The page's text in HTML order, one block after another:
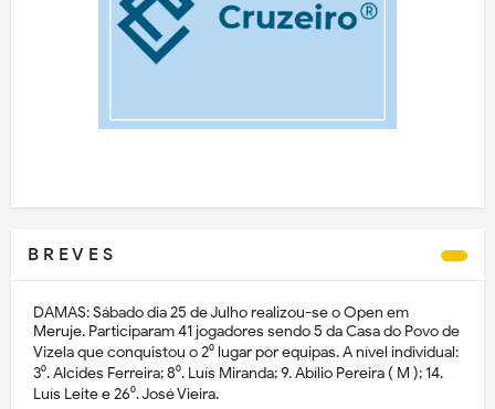
B R E V E S
DAMAS: Sábado dia 25 de Julho realizou-se o Open em
Meruje. Participaram 41 jogadores sendo 5 da Casa do Povo de
Vizela que conquistou o 2⁰ lugar por equipas. A nível individual:
3⁰. Alcides Ferreira; 8⁰. Luís Miranda; 9. Abílio Pereira ( M ); 14.
Luís Leite e 26⁰. José Vieira.